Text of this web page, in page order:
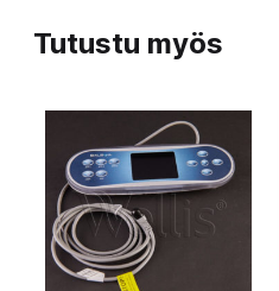
Tutustu myös